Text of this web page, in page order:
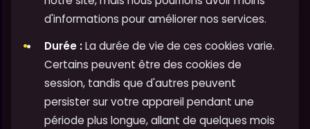
d'informations pour améliorer nos services.
Durée :La durée de vie de ces cookies varie.
Certains peuvent être des cookies de
session, tandis que d'autres peuvent
persister sur votre appareil pendant une
période plus longue, allant de quelques mois